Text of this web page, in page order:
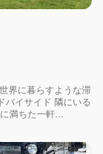
界に暮らすような滞
バイサイド 隣にいる
満ちた一軒...